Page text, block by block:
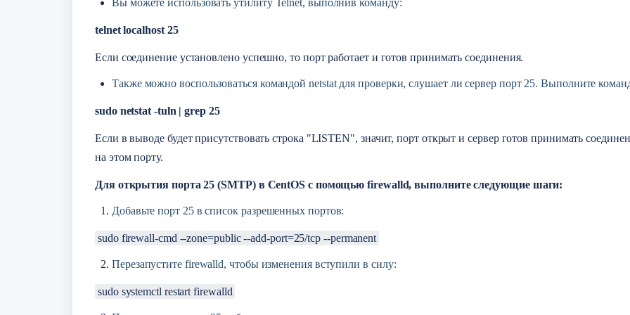
Вы можете использовать утилиту Telnet, выполнив команду:
telnet localhost 25
Если соединение установлено успешно, то порт работает и готов принимать соединения.
Также можно воспользоваться командой netstat для проверки, слушает ли сервер порт 25. Выполните
sudo netstat -tuln | grep 25
Если в выводе будет присутствовать строка "LISTEN", значит, порт открыт и сервер готов принимать
на этом порту.
Для открытия порта 25 (SMTP) в CentOS с помощью firewalld, выполните следующие шаги:
Добавьте порт 25 в список разрешенных портов:
sudo firewall-cmd --zone=public --add-port=25/tcp --permanent
Перезапустите firewalld, чтобы изменения вступили в силу:
sudo systemctl restart firewalld